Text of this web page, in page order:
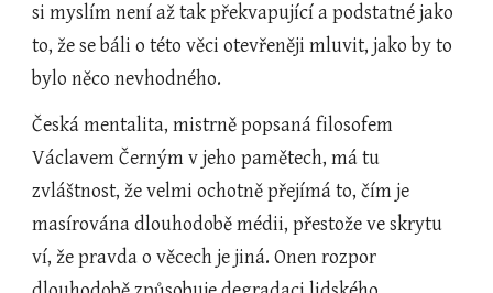
si myslím není až tak překvapující a podstatné jako
to, že se báli o této věci otevřeněji mluvit, jako by to
bylo něco nevhodného.
Česká mentalita, mistrně popsaná filosofem
Václavem Černým v jeho pamětech, má tu
zvláštnost, že velmi ochotně přejímá to, čím je
masírována dlouhodobě médii, přestože ve skrytu
ví, že pravda o věcech je jiná. Onen rozpor